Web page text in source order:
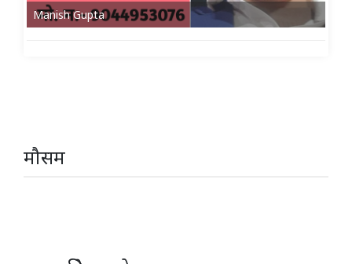
Manish Gupta
मौसम